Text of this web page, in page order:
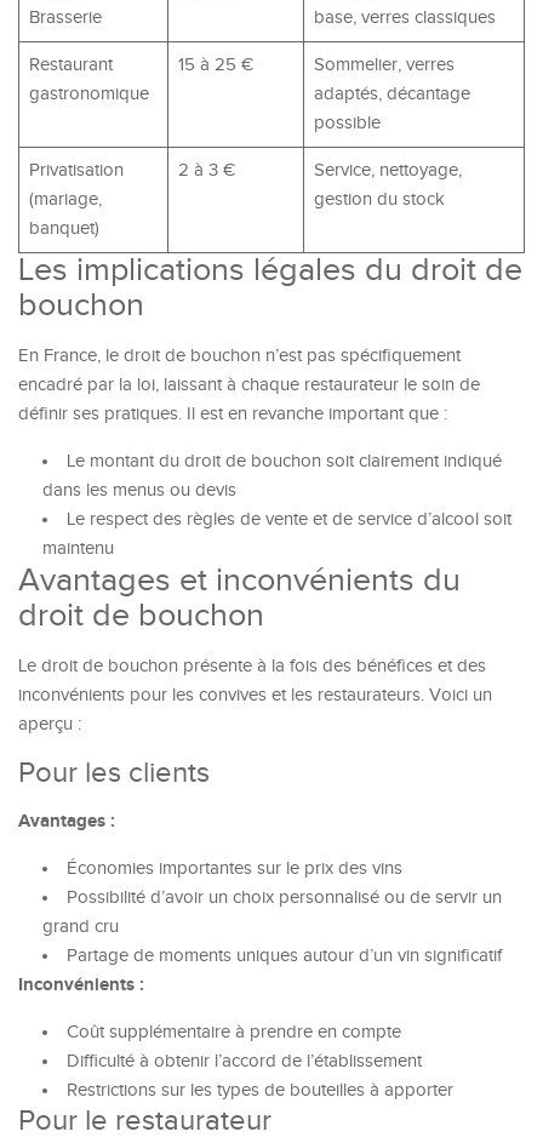
Brasserie
base, verres classiques
Restaurant
gastronomique
15 à 25 €
Sommelier, verres
adaptés, décantage
possible
Privatisation
(mariage,
banquet)
2 à 3 €
Service, nettoyage,
gestion du stock
Les implications légales du droit de
bouchon
En France, le droit de bouchon n’est pas spécifiquement
encadré par la loi, laissant à chaque restaurateur le soin de
définir ses pratiques. Il est en revanche important que :
Le montant du droit de bouchon soit clairement indiqué
dans les menus ou devis
Le respect des règles de vente et de service d’alcool soit
maintenu
Avantages et inconvénients du
droit de bouchon
Le droit de bouchon présente à la fois des bénéfices et des
inconvénients pour les convives et les restaurateurs. Voici un
aperçu :
Pour les clients
Avantages :
Économies importantes sur le prix des vins
Possibilité d’avoir un choix personnalisé ou de servir un
grand cru
Partage de moments uniques autour d’un vin significatif
Inconvénients :
Coût supplémentaire à prendre en compte
Difficulté à obtenir l’accord de l’établissement
Restrictions sur les types de bouteilles à apporter
Pour le restaurateur